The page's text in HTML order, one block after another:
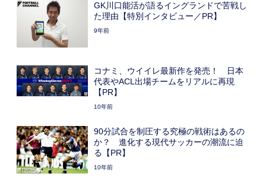
GK川口能活が語るイングランドで苦戦し
た理由【特別インタビュー／PR】
9年前
コナミ、ウイイレ最新作を発売！ 日本
代表やACL出場チームをリアルに再現
【PR】
10年前
90分試合を制圧する究極の戦術はあるの
か？ 進化する現代サッカーの潮流に迫
る【PR】
10年前